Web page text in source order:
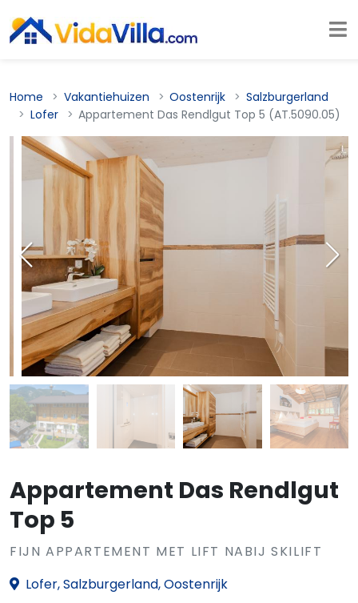
Home Vakantiehuizen Oostenrijk
Salzburgerland
Lofer
Appartement Das Rendlgut Top 5 (AT.5090.05)
Appartement Das Rendlgut
Top 5
FIJN APPARTEMENT MET LIFT NABIJ SKILIFT
Lofer, Salzburgerland, Oostenrijk